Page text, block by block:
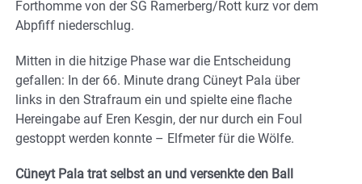
Forthomme von der SG Ramerberg/Rott kurz vor dem
Abpfiff niederschlug.
Mitten in die hitzige Phase war die Entscheidung
gefallen: In der 66. Minute drang Cüneyt Pala über
links in den Strafraum ein und spielte eine flache
Hereingabe auf Eren Kesgin, der nur durch ein Foul
gestoppt werden konnte – Elfmeter für die Wölfe.
Cüneyt Pala trat selbst an und versenkte den Ball